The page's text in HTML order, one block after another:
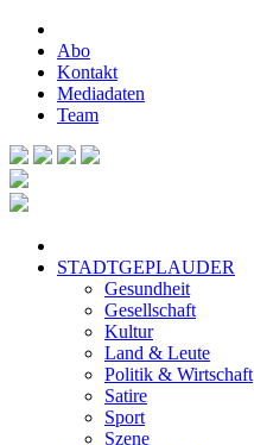
Abo
Kontakt
Mediadaten
Team
STADTGEPLAUDER
Gesundheit
Gesellschaft
Kultur
Land & Leute
Politik & Wirtschaft
Satire
Sport
Szene